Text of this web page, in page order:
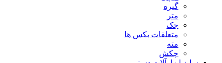
گیره
متر
جک
متعلقات بکس ها
مته
چکش